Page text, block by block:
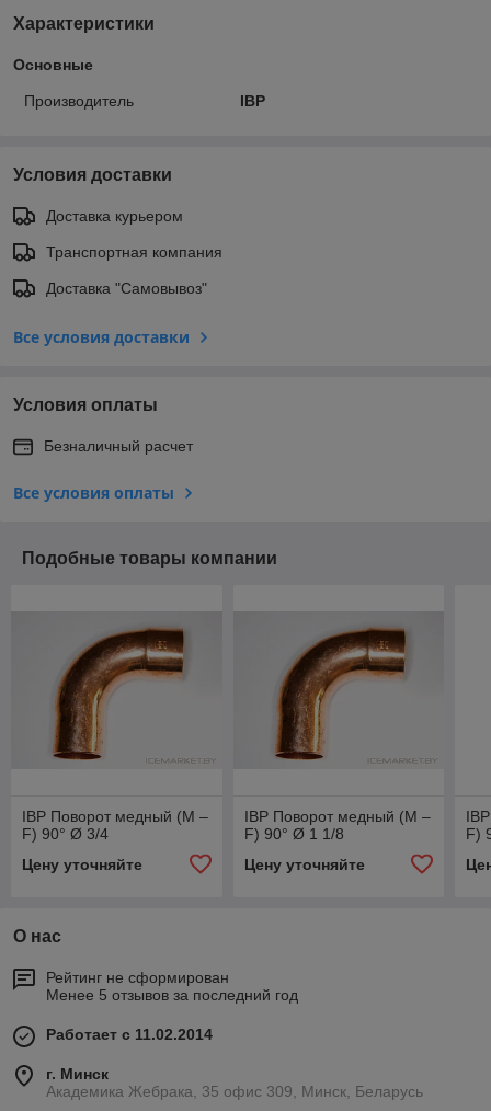
Характеристики
Основные
Производитель IBP
Условия доставки
Доставка курьером
Транспортная компания
Доставка "Самовывоз"
Все условия доставки
Условия оплаты
Безналичный расчет
Все условия оплаты
Подобные товары компании
IBP Поворот медный (M –
F) 90° Ø 3/4
Цену уточняйте
IBP Поворот медный (M –
F) 90° Ø 1 1/8
Цену уточняйте
F)
О нас
Рейтинг не сформирован
Менее 5 отзывов за последний год
Работает с 11.02.2014
г. Минск
Академика Жебрака, 35 офис 309, Минск, Беларусь